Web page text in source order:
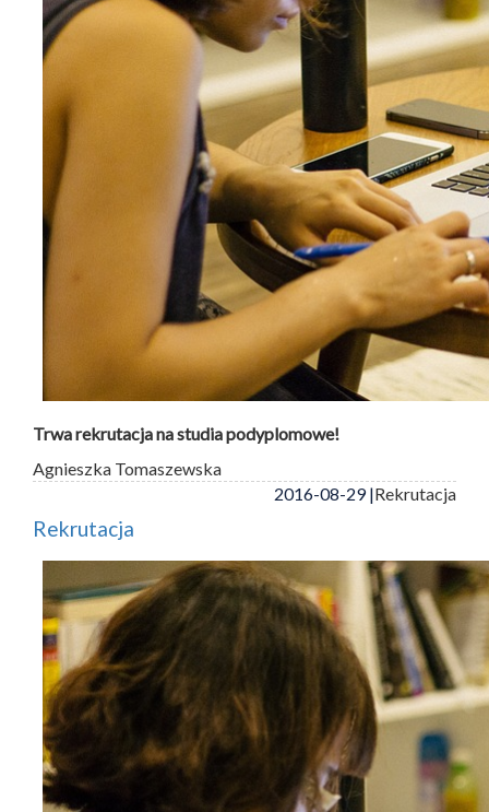
Trwa rekrutacja na studia podyplomowe!
Agnieszka Tomaszewska
2016-08-29 |Rekrutacja
Rekrutacja